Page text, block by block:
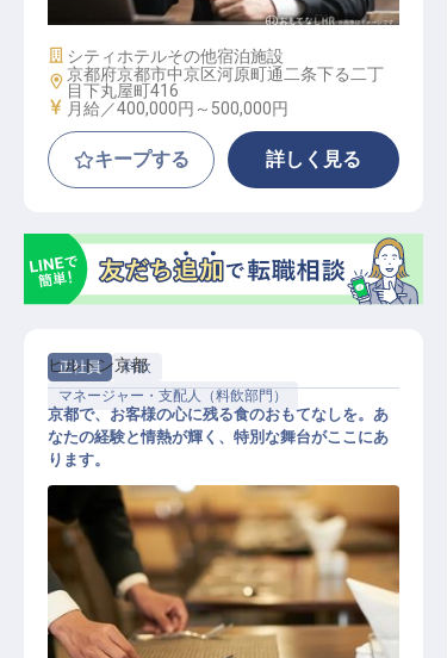
施設業態
シティホテルその他宿泊施設
勤務地
京都府京都市中京区河原町通二条下る二丁
目下丸屋町416
給与
月給／400,000円～ 500,000円
キープする 詳しく見る
正社員
料飲
マネージャー・支配人（料飲部門）
ヒルトン京都
京都で、お客様の心に残る食のおもてなしを。あ
なたの経験と情熱が輝く、特別な舞台がここにあ
ります。